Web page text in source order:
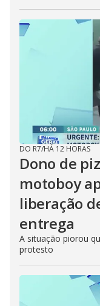
DO R7/HÁ 12 HORAS
Dono de
motoboy
liberação
entrega
A situação piorou
protesto